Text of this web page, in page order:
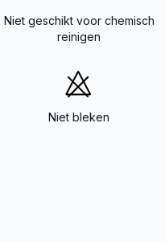
Niet geschikt voor chemisch
reinigen
Niet bleken